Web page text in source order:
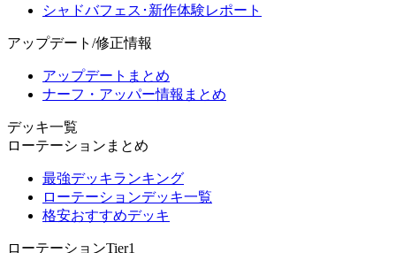
シャドバフェス･新作体験レポート
アップデート/修正情報
アップデートまとめ
ナーフ・アッパー情報まとめ
デッキ一覧
ローテーションまとめ
最強デッキランキング
ローテーションデッキ一覧
格安おすすめデッキ
ローテーションTier1